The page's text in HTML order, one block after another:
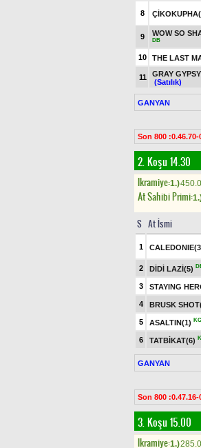
8
9 WOW SO
DB
10 THE LAST
11 GRAY
(Satılık)
GANYAN
Son 800 :0.46.70-
2. Koşu 14.30
Ikramiye:1.)
At Sahibi Primi:
S At İsmi
1
2 DİDİ LAZİ(5)
3 STAYING
4 BRUSK
5 ASALTIN(1) KG
6 TATBİKAT(6)
GANYAN
Son 800 :0.47.16-
3. Koşu 15.00
Ikramiye:1.)